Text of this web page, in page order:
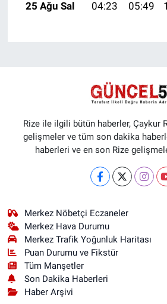
25 Ağu Sal
04:23 05:49
Rize ile ilgili bütün haberler, Çaykur
gelişmeler ve tüm son dakika
haberleri ve en son Rize
Merkez Nöbetçi Eczaneler
Merkez Hava Durumu
Merkez Trafik Yoğunluk Haritası
Puan Durumu ve Fikstür
Tüm Manşetler
Son Dakika Haberleri
Haber Arşivi